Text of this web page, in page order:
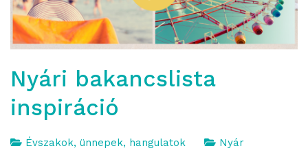
Nyári bakancslista
inspiráció
Évszakok, ünnepek, hangulatok
Nyár